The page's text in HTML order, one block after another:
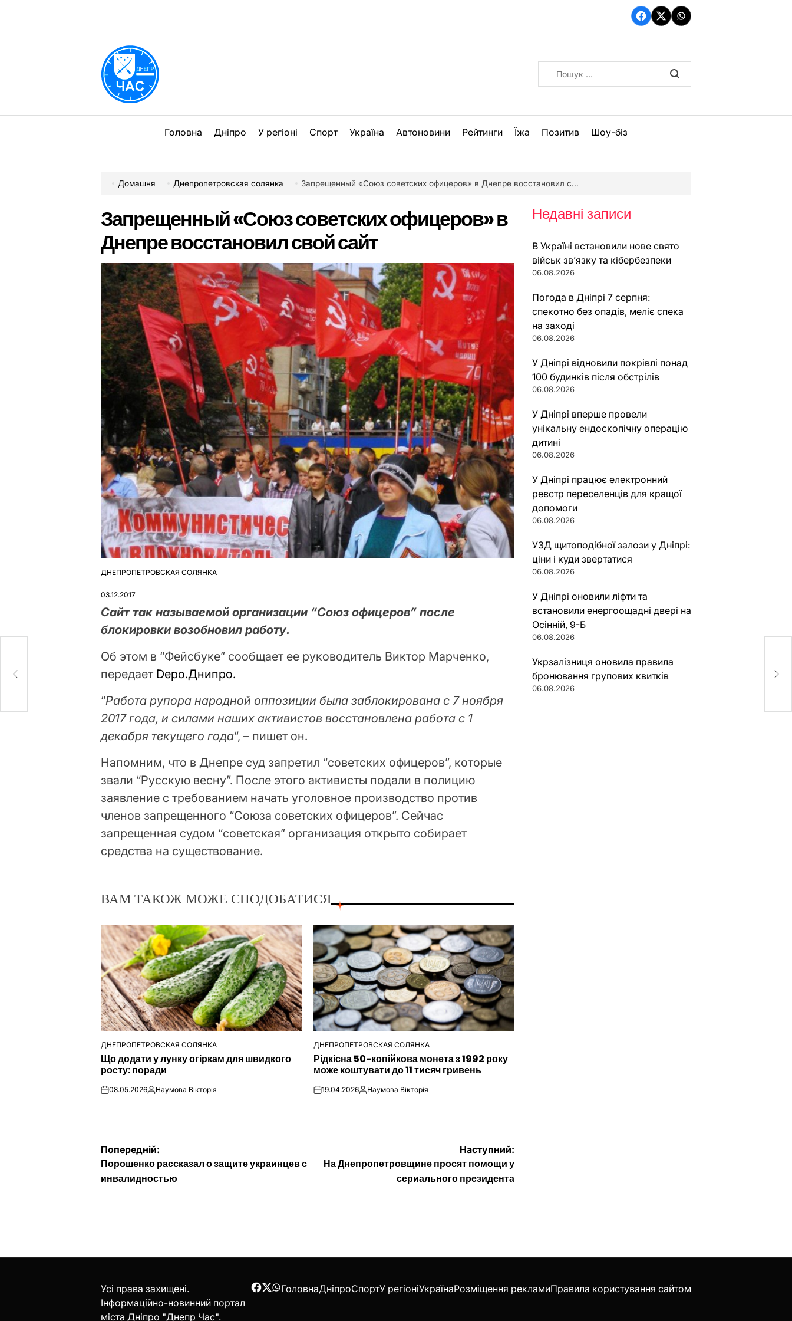
вмісту
Facebook
TwitterWhatsApp
Головна Дніпро У регіоні Спорт Україна Автоновини Рейтинги Їжа Позитив Шоу-біз
Домашня Днепропетровская солянка Запрещенный «Союз советских офицеров» в Днепре восстановил свой сайт
Запрещенный «Союз советских офицеров» в
Днепре восстановил свой сайт
ОПУБЛІКУВАТИ
ДНЕПРОПЕТРОВСКАЯ СОЛЯНКА
03.12.2017
Сайт так называемой организации “Союз офицеров” после
блокировки возобновил работу.
Об этом в “Фейсбуке” сообщает ее руководитель Виктор Марченко,
передает Depo.Днипро.
“Работа рупора народной оппозиции была заблокирована с 7 ноября
2017 года, и силами наших активистов восстановлена работа с 1
декабря текущего года“, – пишет он.
Напомним, что в Днепре суд запретил “советских офицеров”, которые
звали “Русскую весну”. После этого активисты подали в полицию
заявление с требованием начать уголовное производство против
членов запрещенного “Союза советских офицеров”. Сейчас
запрещенная судом “советская” организация открыто собирает
средства на существование.
ВАМ ТАКОЖ МОЖЕ СПОДОБАТИСЯ
ОПУБЛІКУВАТИ
У
ДНЕПРОПЕТРОВСКАЯ СОЛЯНКА
Що додати у лунку огіркам для швидкого
росту: поради
on08.05.2026Опубліковано
Наумова Вікторія
ОПУБЛІКУВАТИ
У
ДНЕПРОПЕТРОВСКАЯ СОЛЯНКА
Рідкісна 50-копійкова монета з 1992 року
може коштувати до 11 тисяч гривень
on19.04.2026Опубліковано
Наумова Вікторія
Навігація
записів
Попередній:
Порошенко рассказал о защите украинцев с
инвалидностью
Наступний:
На Днепропетровщине просят помощи у
сериального президента
Недавні записи
В Україні встановили нове свято
військ зв’язку та кібербезпеки
06.08.2026
Погода в Дніпрі 7 серпня:
спекотно без опадів, меліє спека
на заході
06.08.2026
У Дніпрі відновили покрівлі понад
100 будинків після обстрілів
06.08.2026
У Дніпрі вперше провели
унікальну ендоскопічну операцію
дитині
06.08.2026
У Дніпрі працює електронний
реєстр переселенців для кращої
допомоги
06.08.2026
УЗД щитоподібної залози у Дніпрі:
ціни і куди звертатися
06.08.2026
У Дніпрі оновили ліфти та
встановили енергоощадні двері на
Осінній, 9-Б
06.08.2026
Укрзалізниця оновила правила
бронювання групових квитків
06.08.2026
Усі права захищені.
Інформаційно-новинний портал
міста Дніпро "Днепр Час".
Facebook
Twitter
WhatsApp
ГоловнаДніпроСпортУ регіоніУкраїнаРозміщення рекламиПравила користування сайтом